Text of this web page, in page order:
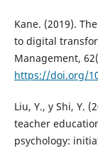
Kane. (2019).
to digital
Management,
https://doi.org/
Liu, Y., y Shi, Y.
teacher
psychology: